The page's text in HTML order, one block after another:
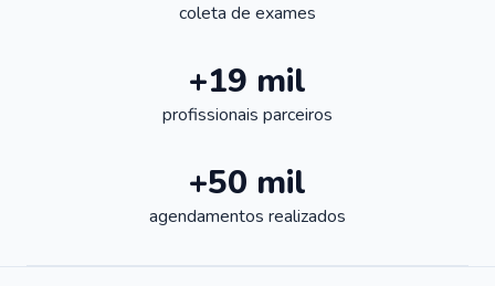
coleta de exames
+19 mil
profissionais parceiros
+50 mil
agendamentos realizados